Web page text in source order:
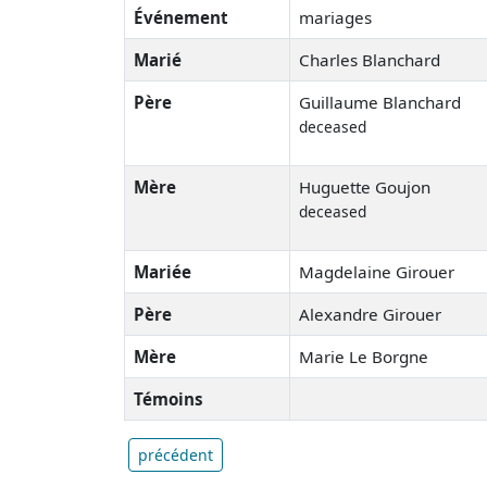
Événement
mariages
Marié
Charles Blanchard
Père
Guillaume Blanchard
deceased
Mère Huguette Goujon
deceased
Mariée
Magdelaine Girouer
Père
Alexandre Girouer
Mère
Marie Le Borgne
Témoins
précédent